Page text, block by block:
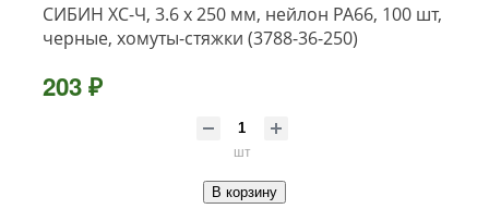
СИБИН ХС-Ч, 3.6 x 250 мм, нейлон РА66, 100 шт,
черные, хомуты-стяжки (3788-36-250)
203 ₽
шт
В корзину